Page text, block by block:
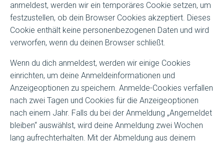
anmeldest, werden wir ein temporäres Cookie setzen, um
festzustellen, ob dein Browser Cookies akzeptiert. Dieses
Cookie enthält keine personenbezogenen Daten und wird
verworfen, wenn du deinen Browser schließt.
Wenn du dich anmeldest, werden wir einige Cookies
einrichten, um deine Anmeldeinformationen und
Anzeigeoptionen zu speichern. Anmelde-Cookies verfallen
nach zwei Tagen und Cookies für die Anzeigeoptionen
nach einem Jahr. Falls du bei der Anmeldung „Angemeldet
bleiben“ auswählst, wird deine Anmeldung zwei Wochen
lang aufrechterhalten. Mit der Abmeldung aus deinem